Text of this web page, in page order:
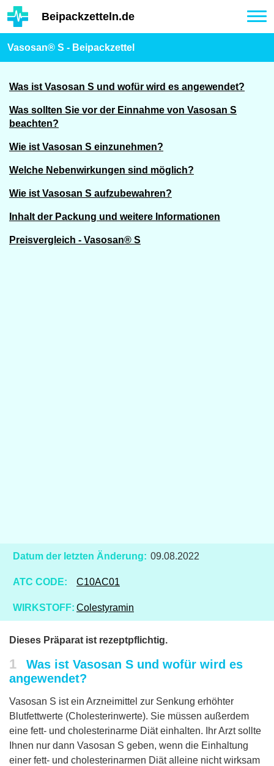
Hauptinhalt
Beipackzetteln.de
Vasosan® S - Beipackzettel
Was ist Vasosan S und wofür wird es angewendet?
Was sollten Sie vor der Einnahme von Vasosan S
beachten?
Wie ist Vasosan S einzunehmen?
Welche Nebenwirkungen sind möglich?
Wie ist Vasosan S aufzubewahren?
Inhalt der Packung und weitere Informationen
Preisvergleich - Vasosan® S
Datum der letzten Änderung: 09.08.2022
ATC CODE: C10AC01
WIRKSTOFF: Colestyramin
Dieses Präparat ist rezeptpflichtig.
1
Was ist Vasosan S und wofür wird es
angewendet?
Vasosan S ist ein Arzneimittel zur Senkung erhöhter
Blutfettwerte (Cholesterinwerte). Sie müssen außerdem
eine fett- und cholesterinarme Diät einhalten. Ihr Arzt sollte
Ihnen nur dann Vasosan S geben, wenn die Einhaltung
einer fett- und cholesterinarmen Diät alleine nicht wirksam